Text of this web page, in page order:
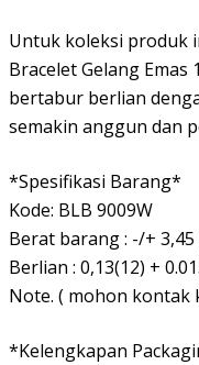
Untuk koleksi produk
Bracelet Gelang
bertabur berlian
semakin anggun dan
*Spesifikasi Barang*
Kode: BLB 9009W
Berat barang : -/+
Berlian : 0,13(12) +
Note. ( mohon kontak
*Kelengkapan